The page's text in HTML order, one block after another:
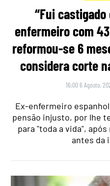
“Fui
enfermeiro com
reformou-se 6
considera corte
16:00 6 Agosto,
Ex-enfermeiro
pensão injusto, por lhe
para "toda a vida",
antes da